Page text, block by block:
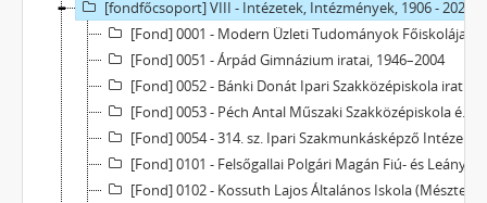
[fondfőcsoport] VIII - Intézetek, Intézmények, 1906 - 2023
[Fond] 0001 - Modern Üzleti Tudományok Főiskolája Alapítvány Kuratóriuma, 1988–2006
[Fond] 0051 - Árpád Gimnázium iratai, 1946–2004
[Fond] 0052 - Bánki Donát Ipari Szakközépiskola iratai, 1966–1999
[Fond] 0053 - Péch Antal Műszaki Szakközépiskola és Gimnázium, 1896–1990
[Fond] 0054 - 314. sz. Ipari Szakmunkásképző Intézet (Fellner Jakab), 1953–1973
[Fond] 0101 - Felsőgallai Polgári Magán Fiú- és Leányiskola, 1925–1948
[Fond] 0102 - Kossuth Lajos Általános Iskola (Mésztelepi Osztatlan Elemi Népiskola), 1909–1982